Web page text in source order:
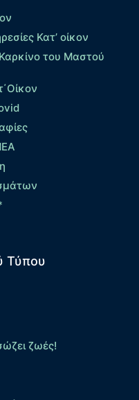
Κατ’ οίκον
του Μαστού
Τύπου
ζωές!